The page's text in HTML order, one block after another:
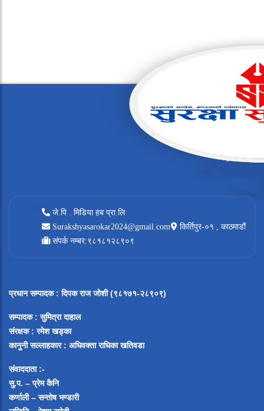
जे.पि . मिडिया हब प्रा.लि
Surakshyasarokar2024@gmail.com
किर्तिपुर-०१ , काठमाडौं
संपर्क नम्बर:९८१८१२८९०९
प्रधान सम्पादक: दिपक राज जोशी (९८१७१-२८९०९)
सम्पादक : सुमित्रा दाहाल
संरक्षक : रमेश खड्का
कानुनी सल्लाहकार : अधिवक्ता राधिका खतिवडा
संवाददाता :-
सु.प. – प्रेम कैनि
कर्णाली – सन्तोष भण्डारी